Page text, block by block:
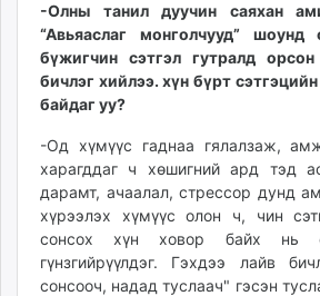
-Олны танил дуучин саяхан
“Авьяаслаг монголчууд”
бүжигчин сэтгэл гутралд
бичлэг хийлээ. хүн бүрт
байдаг уу?
-Од хүмүүс гаднаа гялалзаж,
харагддаг ч хөшигний ард тэд
дарамт, ачаалал, стрессор дунд
хүрээлэх хүмүүс олон ч, чин
сонсох хүн ховор байх нь
гүнзгийрүүлдэг. Гэхдээ лайв
сонсооч, надад туслаач" гэсэн